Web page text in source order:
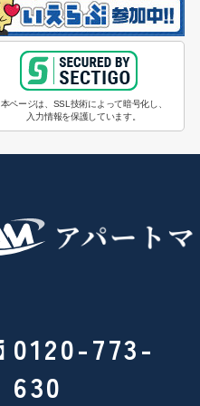
本ページは、SSL技術によって暗号化し、
入力情報を保護しています。
0120-773-
630